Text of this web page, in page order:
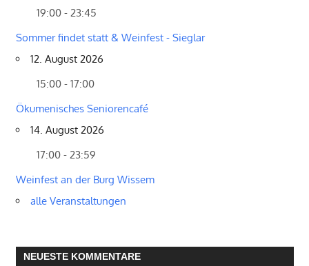
19:00 - 23:45
Sommer findet statt & Weinfest - Sieglar
12. August 2026
15:00 - 17:00
Ökumenisches Seniorencafé
14. August 2026
17:00 - 23:59
Weinfest an der Burg Wissem
alle Veranstaltungen
NEUESTE KOMMENTARE